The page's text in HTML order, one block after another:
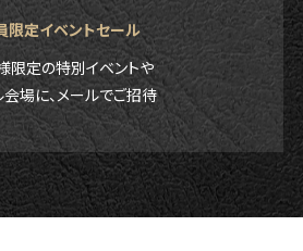
限定イベントセール
限定の特別イベントや
場に、メールでご招待